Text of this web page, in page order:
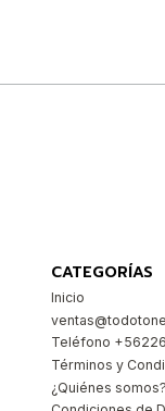
CATEGORÍAS
Inicio
Teléfono
Términos y
¿Quiénes somos?